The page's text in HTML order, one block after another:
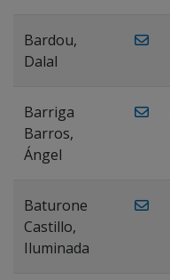
Bardou,
Dalal
Barriga
Barros,
Ángel
Baturone
Castillo,
Iluminada